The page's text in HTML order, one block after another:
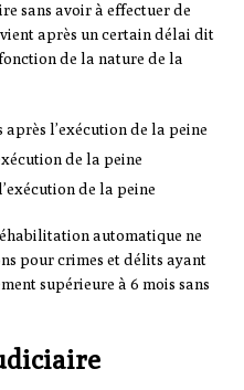
sans avoir à effectuer de
après un certain délai dit
de la nature de la
après l’exécution de la peine
de la peine
de la peine
automatique ne
pour crimes et délits ayant
supérieure à 6 mois sans